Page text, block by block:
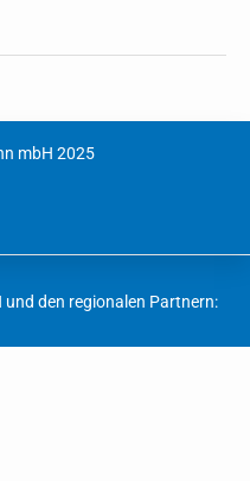
mbH 2025
und den regionalen Partnern: